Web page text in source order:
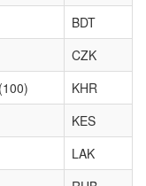
BDT
CZK
KHR
KES
LAK